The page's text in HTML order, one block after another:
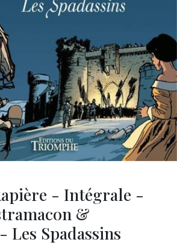
- Intégrale -
&
Les Spadassins